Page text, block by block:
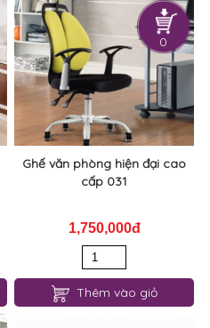
0
Ghế văn phòng hiện đại cao
cấp 031
1,750,000đ
Thêm vào giỏ